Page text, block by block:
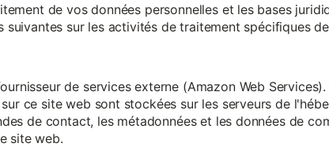
de vos données personnelles et les bases
suivantes sur les activités de traitement spécifiques
de services externe (Amazon Web
ce site web sont stockées sur les serveurs de
de contact, les métadonnées et les données de
site web.